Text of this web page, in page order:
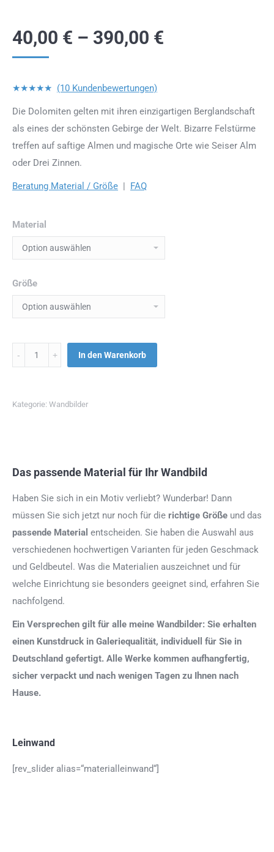
40,00 € – 390,00 €
★★★★★ (10 Kundenbewertungen)
Die Dolomiten gelten mit ihren einzigartigen Berglandschaft
als eines der schönsten Gebirge der Welt. Bizarre Felstürme
treffen auf saftige Almen und magische Orte wie Seiser Alm
oder Drei Zinnen.
Beratung Material / Größe | FAQ
Material
Größe
Menge In den Warenkorb
Kategorie: Wandbilder
Das passende Material für Ihr Wandbild
Haben Sie sich in ein Motiv verliebt? Wunderbar! Dann
müssen Sie sich jetzt nur noch für die richtige Größe und das
passende Material entscheiden. Sie haben die Auswahl aus
verschiedenen hochwertigen Varianten für jeden Geschmack
und Geldbeutel. Was die Materialien auszeichnet und für
welche Einrichtung sie besonders geeignet sind, erfahren Sie
nachfolgend.
Ein Versprechen gilt für alle meine Wandbilder: Sie erhalten
einen Kunstdruck in Galeriequalität, individuell für Sie in
Deutschland gefertigt. Alle Werke kommen aufhangfertig,
sicher verpackt und nach wenigen Tagen zu Ihnen nach
Hause.
Leinwand
[rev_slider alias=“materialleinwand“]